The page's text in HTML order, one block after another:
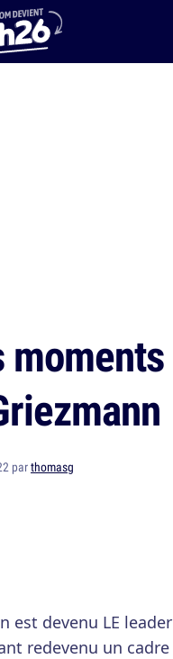
parthomasg
est devenu LE
redevenu un